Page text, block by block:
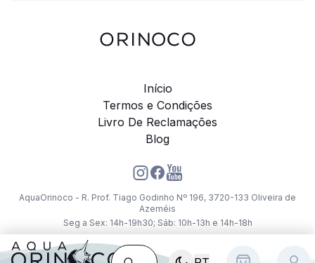
Início
Termos e Condições
Livro De Reclamações
Blog
AquaOrinoco - R. Prof. Tiago Godinho Nº 196, 3720-133 Oliveira de
Azeméis
Seg a Sex: 14h-19h30; Sáb: 10h-13h e 14h-18h